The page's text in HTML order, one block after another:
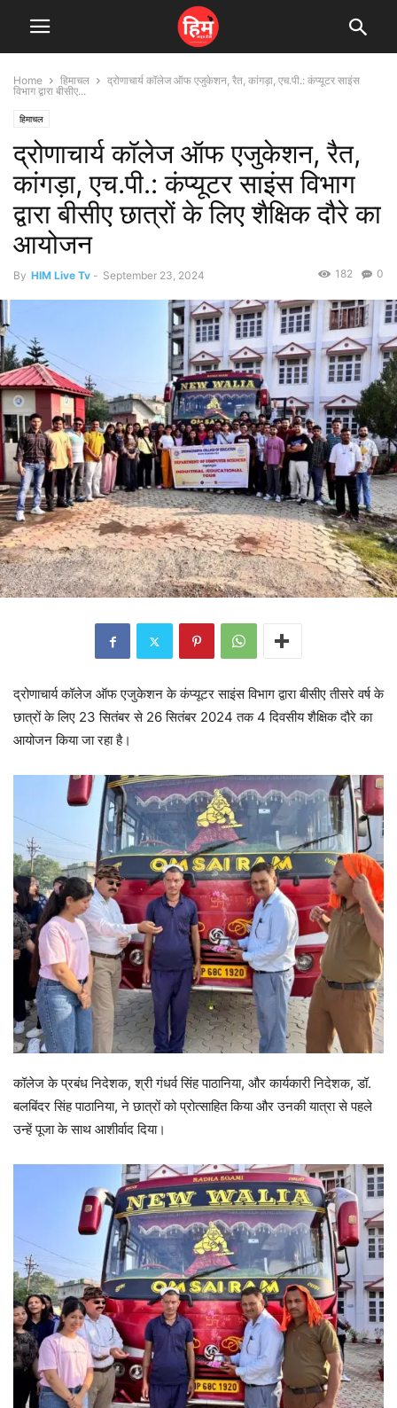
Home हिमाचल
द्रोणाचार्य कॉलेज ऑफ एजुकेशन, रैत, कांगड़ा, एच.पी.: कंप्यूटर साइंस
विभाग द्वारा बीसीए...
हिमाचल
द्रोणाचार्य कॉलेज ऑफ एजुकेशन, रैत,
कांगड़ा, एच.पी.: कंप्यूटर साइंस विभाग
द्वारा बीसीए छात्रों के लिए शैक्षिक दौरे का
आयोजन
By HIM Live Tv - September 23, 2024 0
182
द्रोणाचार्य कॉलेज ऑफ एजुकेशन के कंप्यूटर साइंस विभाग द्वारा बीसीए तीसरे वर्ष के
छात्रों के लिए 23 सितंबर से 26 सितंबर 2024 तक 4 दिवसीय शैक्षिक दौरे का
आयोजन किया जा रहा है।
कॉलेज के प्रबंध निदेशक, श्री गंधर्व सिंह पाठानिया, और कार्यकारी निदेशक, डॉ.
बलबिंदर सिंह पाठानिया, ने छात्रों को प्रोत्साहित किया और उनकी यात्रा से पहले
उन्हें पूजा के साथ आशीर्वाद दिया।